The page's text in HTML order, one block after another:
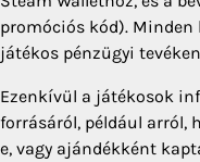
promóciós kód). Minden
játékos pénzügyi
Ezenkívül a játékosok
forrásáról, például arról,
e, vagy ajándékként